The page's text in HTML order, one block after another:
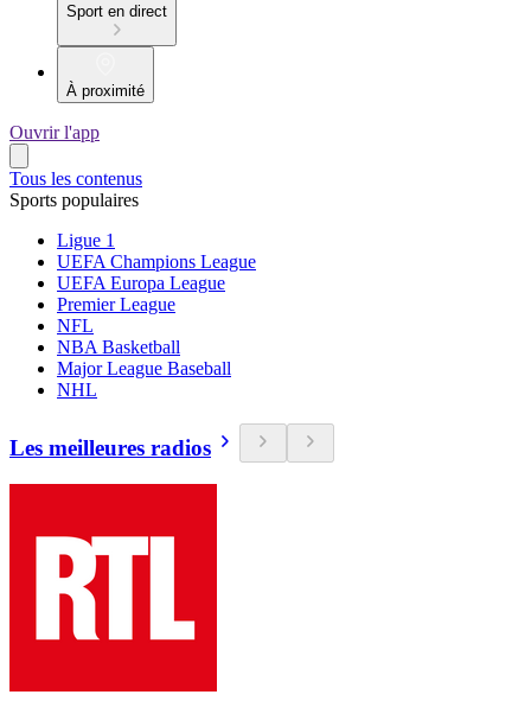
Sport en direct
À proximité
Ouvrir l'app
Tous les contenus
Sports populaires
Ligue 1
UEFA Champions League
UEFA Europa League
Premier League
NFL
NBA Basketball
Major League Baseball
NHL
Les meilleures radios